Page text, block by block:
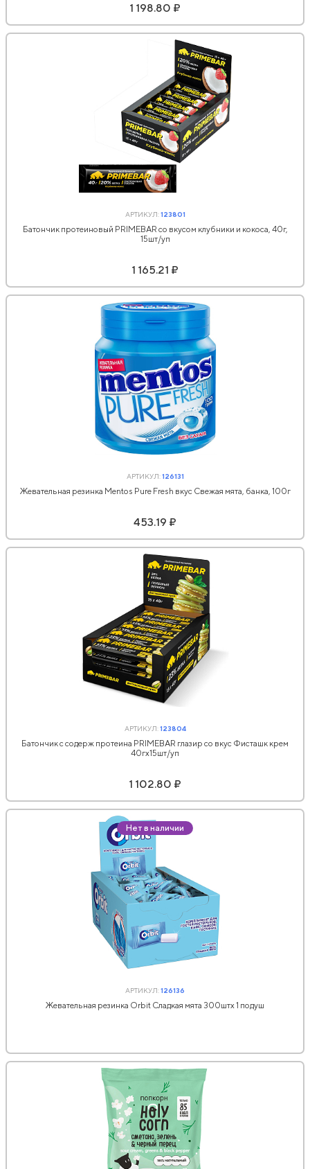
1 198.80 ₽
АРТИКУЛ:123801
Батончик протеиновый PRIMEBAR со вкусом клубники и кокоса, 40г,
15шт/уп
1 165.21 ₽
АРТИКУЛ:126131
Жевательная резинка Mentos Pure Fresh вкус Свежая мята, банка, 100г
453.19 ₽
АРТИКУЛ:123804
Батончик с содерж протеина PRIMEBAR глазир со вкус Фисташк крем
40гx15шт/уп
1 102.80 ₽
Нет в наличии
АРТИКУЛ:126136
Жевательная резинка Orbit Сладкая мята 300штx 1 подуш